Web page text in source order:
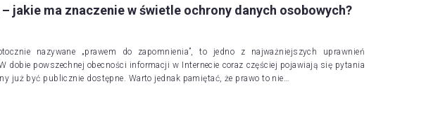
jakie ma znaczenie w świetle ochrony danych osobowych?
nazywane „prawem do zapomnienia”, to jedno z najważniejszych uprawnień
dobie powszechnej obecności informacji w Internecie coraz częściej pojawiają się pytania
już być publicznie dostępne. Warto jednak pamiętać, że prawo to nie…